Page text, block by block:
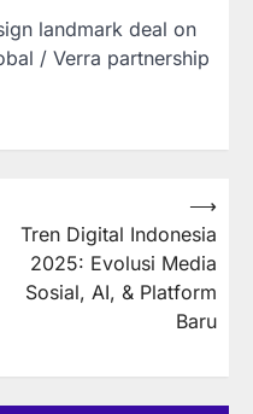
landmark deal on
/ Verra partnership
Tren Digital Indonesia
2025: Evolusi Media
Sosial, AI, & Platform
Baru
⟶